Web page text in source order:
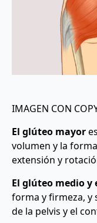
IMAGEN CON
El glúteo mayor
volumen y la
extensión y
El glúteo medio y
forma y firmeza, y
de la pelvis y el